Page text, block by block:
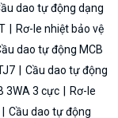
dao tự động dạng
Rơ-le nhiệt bảo vệ
dao tự động MCB
Cầu dao tự động
3WA 3 cực
Rơ-le
Cầu dao tự động